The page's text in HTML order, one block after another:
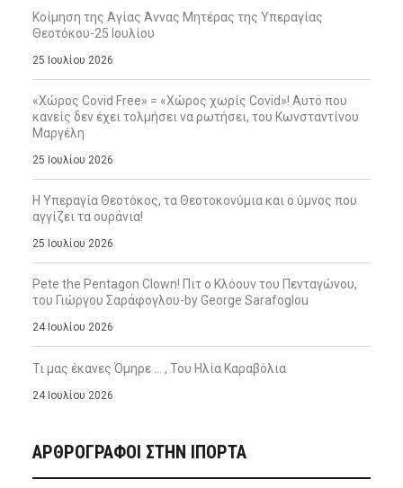
Κοίμηση της Αγίας Άννας Μητέρας της Υπεραγίας
Θεοτόκου-25 Ιουλίου
25 Ιουλίου 2026
«Χώρος Covid Free» = «Χώρος χωρίς Covid»! Αυτό που
κανείς δεν έχει τολμήσει να ρωτήσει, του Κωνσταντίνου
Μαργέλη
25 Ιουλίου 2026
Η Υπεραγία Θεοτόκος, τα Θεοτοκονύμια και ο ύμνος που
αγγίζει τα ουράνια!
25 Ιουλίου 2026
Pete the Pentagon Clown! Πιτ ο Κλόουν του Πενταγώνου,
του Γιώργου Σαράφογλου-by George Sarafoglou
24 Ιουλίου 2026
Τι μας έκανες Όμηρε … , Του Ηλία Καραβόλια
24 Ιουλίου 2026
ΑΡΘΡΟΓΡΑΦΟΙ ΣΤΗΝ IΠΟΡΤΑ